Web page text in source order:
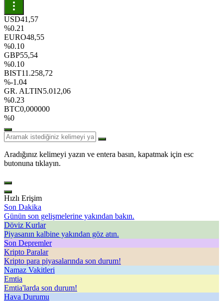
USD41,57
%0.21
EURO48,55
%0.10
GBP55,54
%0.10
BIST11.258,72
%-1.04
GR. ALTIN5.012,06
%0.23
BTC0,000000
%0
Aradığınız kelimeyi yazın ve entera basın, kapatmak için esc
butonuna tıklayın.
Hızlı Erişim
Son Dakika
Günün son gelişmelerine yakından bakın.
Döviz Kurlar
Piyasanın kalbine yakından göz atın.
Son Depremler
Kripto Paralar
Kripto para piyasalarında son durum!
Namaz Vakitleri
Emtia
Emtia'larda son durum!
Hava Durumu